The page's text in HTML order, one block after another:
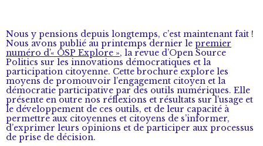
Nous y pensions depuis longtemps, c’est maintenant fait !
Nous avons publié au printemps dernier le premier
numéro d’« OSP Explore », la revue d’Open Source
Politics sur les innovations démocratiques et la
participation citoyenne. Cette brochure explore les
moyens de promouvoir l’engagement citoyen et la
démocratie participative par des outils numériques. Elle
présente en outre nos réflexions et résultats sur l’usage et
le développement de ces outils, et de leur capacité à
permettre aux citoyennes et citoyens de s’informer,
d’exprimer leurs opinions et de participer aux processus
de prise de décision.